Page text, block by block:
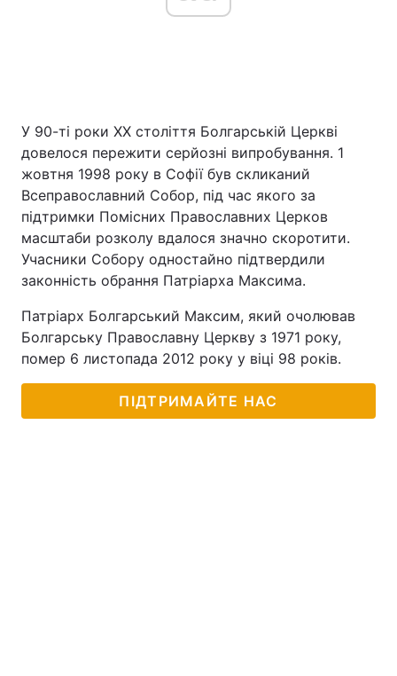
У 90-ті роки ХХ століття Болгарській Церкві
довелося пережити серйозні випробування. 1
жовтня 1998 року в Софії був скликаний
Всеправославний Собор, під час якого за
підтримки Помісних Православних Церков
масштаби розколу вдалося значно скоротити.
Учасники Собору одностайно підтвердили
законність обрання Патріарха Максима.
Патріарх Болгарський Максим, який очолював
Болгарську Православну Церкву з 1971 року,
помер 6 листопада 2012 року у віці 98 років.
ПІДТРИМАЙТЕ НАС